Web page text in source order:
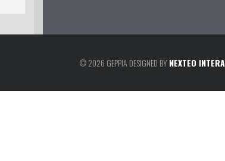
© 2026 GEPPIA DESIGNED BYNEXTEO